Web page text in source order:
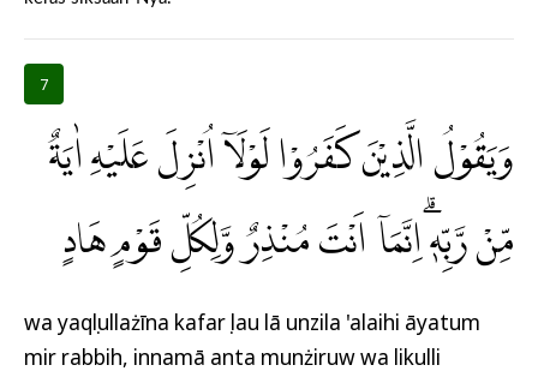
7
وَيَقُوْلُ الَّذِيْنَ كَفَرُوْا لَوْلَآ اُنْزِلَ عَلَيْهِ اٰيَةٌ
مِّنْ رَّبِّهٖۗ اِنَّمَآ اَنْتَ مُنْذِرٌ وَّلِكُلِّ قَوْمٍ هَادٍ
wa yaqụlullażīna kafarụ lau lā unzila 'alaihi āyatum
mir rabbih, innamā anta munżiruw wa likulli